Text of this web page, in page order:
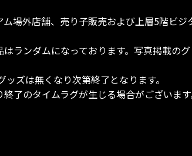
場外店舗、売り子販売および上層5階ビジ
ランダムになっております。写真掲載の
ズは無くなり次第終了となります。
了のタイムラグが生じる場合がございます